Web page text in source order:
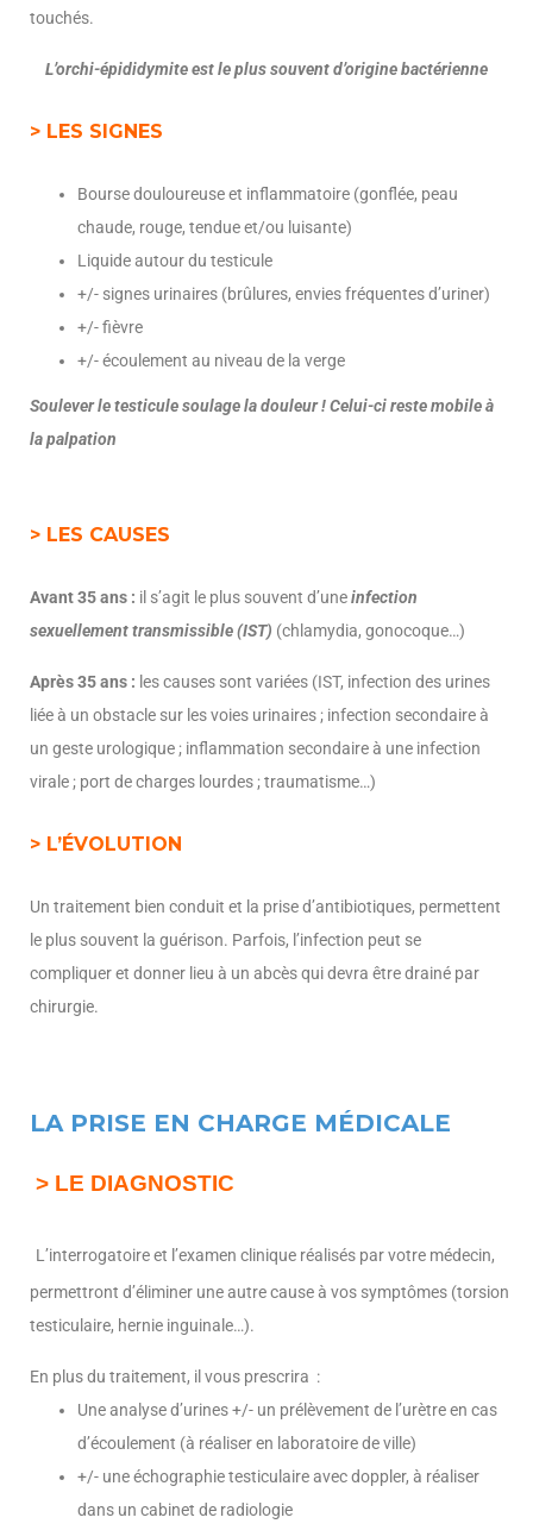
touchés.
L’orchi-épididymite est le plus souvent d’origine bactérienne
> LES SIGNES
Bourse douloureuse et inflammatoire (gonflée, peau
chaude, rouge, tendue et/ou luisante)
Liquide autour du testicule
+/- signes urinaires (brûlures, envies fréquentes d’uriner)
+/- fièvre
+/- écoulement au niveau de la verge
Soulever le testicule soulage la douleur ! Celui-ci reste mobile à
la palpation
> LES CAUSES
Avant 35 ans : il s’agit le plus souvent d’uneinfection
sexuellement transmissible (IST) (chlamydia, gonocoque…)
Après 35 ans : les causes sont variées (IST, infection des urines
liée à un obstacle sur les voies urinaires ; infection secondaire à
un geste urologique ; inflammation secondaire à une infection
virale ; port de charges lourdes ; traumatisme…)
> L’ÉVOLUTION
Un traitement bien conduit et la prise d’antibiotiques, permettent
le plus souvent la guérison. Parfois, l’infection peut se
compliquer et donner lieu à un abcès qui devra être drainé par
chirurgie.
LA PRISE EN CHARGE MÉDICALE
> LE DIAGNOSTIC
L’interrogatoire et l’examen clinique réalisés par votre médecin,
permettront d’éliminer une autre cause à vos symptômes (torsion
testiculaire, hernie inguinale…).
En plus du traitement, il vous prescrira :
Une analyse d’urines+/- un prélèvement de l’urètre en cas
d’écoulement (à réaliser en laboratoire de ville)
+/- une échographie testiculaire avec doppler, à réaliser
dans un cabinet de radiologie